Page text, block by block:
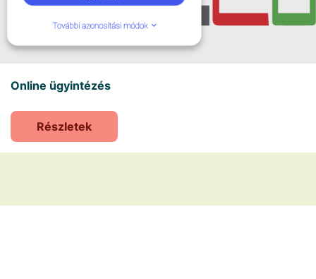
Online ügyintézés
Részletek